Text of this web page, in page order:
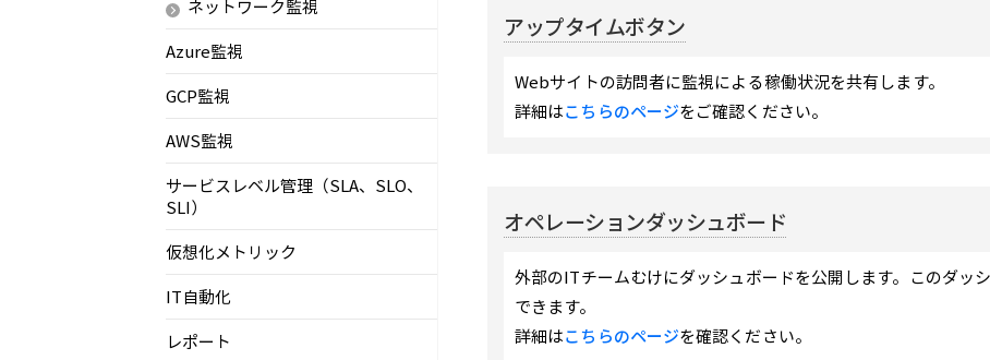
ネットワーク監視
Azure監視
GCP監視
AWS監視
サービスレベル管理（SLA、SLO、
SLI）
仮想化メトリック
IT自動化
レポート
アップタイムボタン
Webサイトの訪問者に監視による稼働状況を共有します。
詳細はこちらのページをご確認ください。
オペレーションダッシュボード
外部のITチームむけにダッシュボードを公開します。このダッ
できます。
詳細はこちらのページを確認ください。